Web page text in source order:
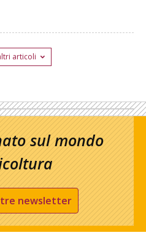
articoli
sul mondo
newsletter